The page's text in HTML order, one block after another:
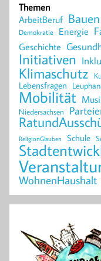
Themen
ArbeitBeruf Bauen
Demokratie Energie
Geschichte
Initiativen
Klimaschutz
Lebensfragen
Mobilität
Niedersachsen
ReligionGlauben Schule
WohnenHaushalt